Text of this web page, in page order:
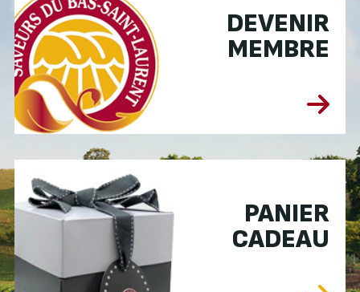
DEVENIR
MEMBRE
PANIER
CADEAU